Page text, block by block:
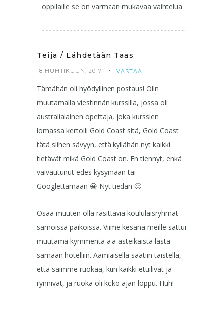
oppilaille se on varmaan mukavaa vaihtelua.
Teija / Lähdetään Taas
18 HUHTIKUUN, 2017 VASTAA
Tämähän oli hyödyllinen postaus! Olin
muutamalla viestinnän kurssilla, jossa oli
australialainen opettaja, joka kurssien
lomassa kertoili Gold Coast sitä, Gold Coast
tätä siihen sävyyn, että kyllähän nyt kaikki
tietävät mikä Gold Coast on. En tiennyt, enkä
vaivautunut edes kysymään tai
Googlettamaan 😀 Nyt tiedän 🙂
Osaa muuten olla rasittavia koululaisryhmät
samoissa paikoissa. Viime kesänä meille sattui
muutama kymmentä ala-asteikäistä lasta
samaan hotelliin. Aamiaisella saatiin taistella,
että saimme ruokaa, kun kaikki etuilivat ja
rynnivät, ja ruoka oli koko ajan loppu. Huh!